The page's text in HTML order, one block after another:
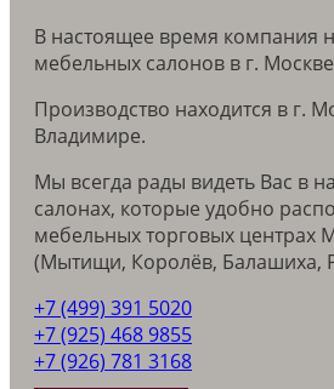
В настоящее время компания
мебельных салонов в г.
Производство находится в г.
Владимире.
Мы всегда рады видеть Вас в
салонах, которые удобно
мебельных торговых центрах
(Мытищи, Королёв, Балашиха,
+7 (499) 391 5020
+7 (925) 468 9855
+7 (926) 781 3168